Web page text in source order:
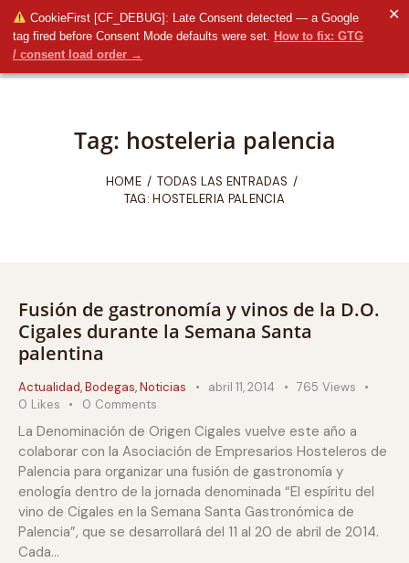
CookieFirst [CF_DEBUG]: Late Consent detected — a Google
tag fired before Consent Mode defaults were set. How to fix: GTG
/ consent load order →
✕
Tag: hosteleria palencia
HOME
TODAS LAS ENTRADAS
TAG: HOSTELERIA PALENCIA
Fusión de gastronomía y vinos de la D.O.
Cigales durante la Semana Santa
palentina
Actualidad,Bodegas,Noticias abril 11, 2014 765 Views
0 Likes 0 Comments
La Denominación de Origen Cigales vuelve este año a
colaborar con la Asociación de Empresarios Hosteleros de
Palencia para organizar una fusión de gastronomía y
enología dentro de la jornada denominada “El espíritu del
vino de Cigales en la Semana Santa Gastronómica de
Palencia”, que se desarrollará del 11 al 20 de abril de 2014.
Cada…